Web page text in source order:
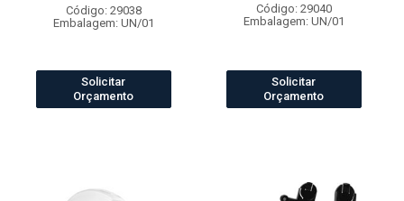
Código: 29038
Embalagem: UN/01
Solicitar
Orçamento
Código: 29040
Embalagem: UN/01
Solicitar
Orçamento